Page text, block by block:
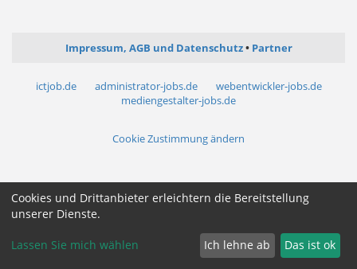
Impressum, AGB und Datenschutz Partner
ictjob.de administrator-jobs.de
webentwickler-jobs.de
mediengestalter-jobs.de
Cookie Zustimmung ändern
Cookies und Drittanbieter erleichtern die Bereitstellung
unserer Dienste.
Lassen Sie mich wählen Ich lehne ab Das ist ok